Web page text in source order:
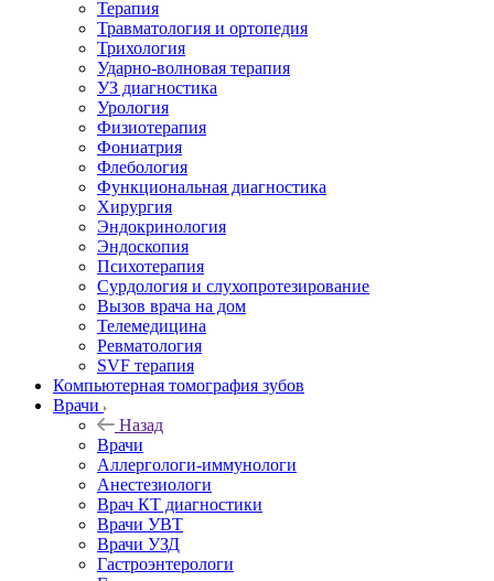
Терапия
Травматология и ортопедия
Трихология
Ударно-волновая терапия
УЗ диагностика
Урология
Физиотерапия
Фониатрия
Флебология
Функциональная диагностика
Хирургия
Эндокринология
Эндоскопия
Психотерапия
Сурдология и слухопротезирование
Вызов врача на дом
Телемедицина
Ревматология
SVF терапия
Компьютерная томография зубов
Врачи
Назад
Врачи
Аллергологи-иммунологи
Анестезиологи
Врач КТ диагностики
Врачи УВТ
Врачи УЗД
Гастроэнтерологи